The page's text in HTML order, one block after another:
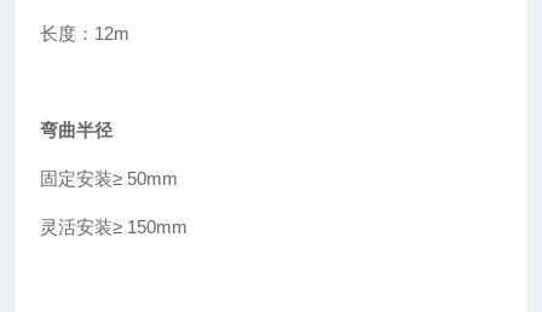
长度：12m
弯曲半径
固定安装≥ 50mm
灵活安装≥ 150mm